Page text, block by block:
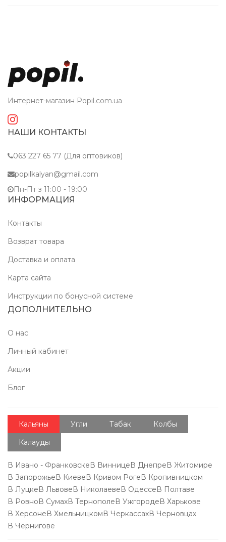
Интернет-магазин Popil.com.ua
НАШИ КОНТАКТЫ
063 227 65 77 (Для оптовиков)
popilkalyan@gmail.com
Пн-Пт з 11:00 - 19:00
ИНФОРМАЦИЯ
Контакты
Возврат товара
Доставка и оплата
Карта сайта
Инструкции по бонусной системе
ДОПОЛНИТЕЛЬНО
О нас
Личный кабинет
Акции
Блог
Кальяны Угли Табак
Колбы
Калауды
В Ивано - ФранковскеВ ВинницеВ ДнепреВ Житомире
В ЗапорожьеВ КиевеВ Кривом РогеВ Кропивницком
В ЛуцкеВ ЛьвовеВ НиколаевеВ ОдессеВ Полтаве
В РовноВ СумахВ ТернополеВ УжгородеВ Харькове
В ХерсонеВ ХмельницкомВ ЧеркассахВ Черновцах
В Чернигове